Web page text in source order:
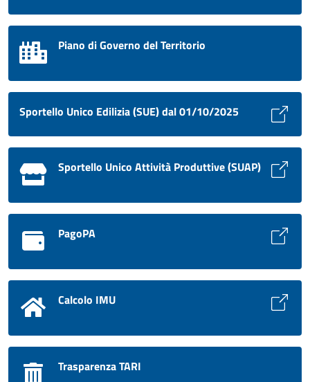
Piano di Governo del Territorio
Sportello Unico Edilizia (SUE) dal 01/10/2025
Sportello Unico Attività Produttive (SUAP)
PagoPA
Calcolo IMU
Trasparenza TARI